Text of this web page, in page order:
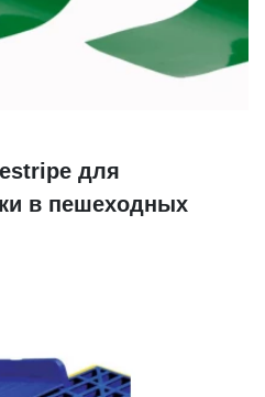
для
в пешеходных